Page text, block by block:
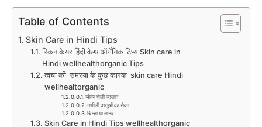
Table of Contents
Skin Care in Hindi Tips
स्किन केयर हिंदी वेल्थ ऑर्गेनिक टिप्स Skin care in
Hindi wellhealthorganic Tips
त्वचा की समस्या के कुछ कारक skin care Hindi
wellhealtorganic
जीवन शैली बदलाव
नशीली वस्तुओं का सेवन
चिन्ता या तानव
Skin Care in Hindi Tips wellhealthorganic